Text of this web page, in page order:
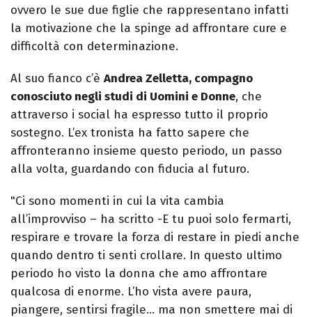
ovvero le sue due figlie che rappresentano infatti
la motivazione che la spinge ad affrontare cure e
difficoltà con determinazione.
Al suo fianco c’è Andrea Zelletta, compagno
conosciuto negli studi di Uomini e Donne, che
attraverso i social ha espresso tutto il proprio
sostegno. L’ex tronista ha fatto sapere che
affronteranno insieme questo periodo, un passo
alla volta, guardando con fiducia al futuro.
"Ci sono momenti in cui la vita cambia
all’improvviso – ha scritto -E tu puoi solo fermarti,
respirare e trovare la forza di restare in piedi anche
quando dentro ti senti crollare. In questo ultimo
periodo ho visto la donna che amo affrontare
qualcosa di enorme. L’ho vista avere paura,
piangere, sentirsi fragile… ma non smettere mai di